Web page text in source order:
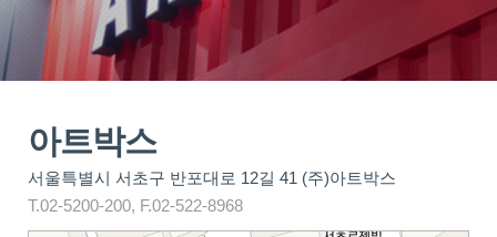
아트박스
서울특별시 서초구 반포대로 12길 41 (주)아트박스
T.02-5200-200, F.02-522-8968